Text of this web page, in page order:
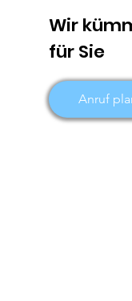
Wir
für Sie
Anruf